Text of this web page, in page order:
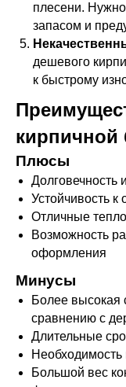
плесени.
запасом и
дешевого
к быстрому
кирпичной
Плюсы
Долговечность
Устойчивость к
Отличные
Возможность
оформления
Минусы
Более высокая
сравнению с
Длительные
Необходимость
Большой вес